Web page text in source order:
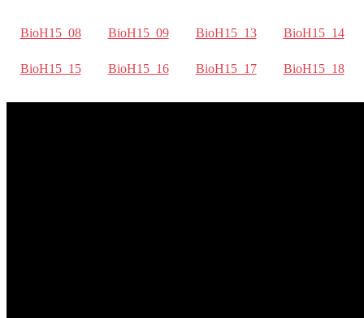
BioH15_08 BioH15_09 BioH15_13 BioH15_14
BioH15_15 BioH15_16 BioH15_17 BioH15_18